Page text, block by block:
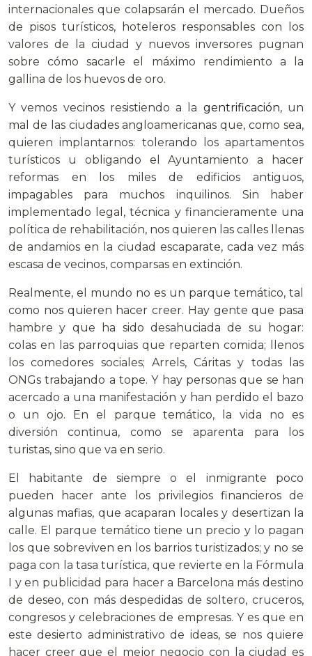
internacionales que colapsarán el mercado. Dueños
de pisos turísticos, hoteleros responsables con los
valores de la ciudad y nuevos inversores pugnan
sobre cómo sacarle el máximo rendimiento a la
gallina de los huevos de oro.
Y vemos vecinos resistiendo a la gentrificación, un
mal de las ciudades angloamericanas que, como sea,
quieren implantarnos: tolerando los apartamentos
turísticos u obligando el Ayuntamiento a hacer
reformas en los miles de edificios antiguos,
impagables para muchos inquilinos. Sin haber
implementado legal, técnica y financieramente una
política de rehabilitación, nos quieren las calles llenas
de andamios en la ciudad escaparate, cada vez más
escasa de vecinos, comparsas en extinción.
Realmente, el mundo no es un parque temático, tal
como nos quieren hacer creer. Hay gente que pasa
hambre y que ha sido desahuciada de su hogar:
colas en las parroquias que reparten comida; llenos
los comedores sociales; Arrels, Cáritas y todas las
ONGs trabajando a tope. Y hay personas que se han
acercado a una manifestación y han perdido el bazo
o un ojo. En el parque temático, la vida no es
diversión continua, como se aparenta para los
turistas, sino que va en serio.
El habitante de siempre o el inmigrante poco
pueden hacer ante los privilegios financieros de
algunas mafias, que acaparan locales y desertizan la
calle. El parque temático tiene un precio y lo pagan
los que sobreviven en los barrios turistizados; y no se
paga con la tasa turística, que revierte en la Fórmula
I y en publicidad para hacer a Barcelona más destino
de deseo, con más despedidas de soltero, cruceros,
congresos y celebraciones de empresas. Y es que en
este desierto administrativo de ideas, se nos quiere
hacer creer que el mejor negocio con la ciudad es